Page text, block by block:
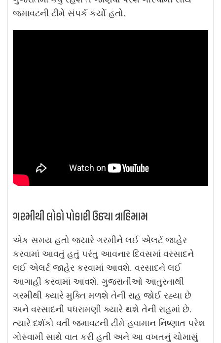
જમાવટની ટીમે સંપર્ક કર્યો હતો.
ગરમીથી લોકો પોકારી ઉઠ્યા ત્રાહિમામ
એક સમય હતો જ્યારે ગરમીને લઈ એલર્ટ જાહેર
કરવામાં આવતું હતું પરંતુ આવનાર દિવસમાં વરસાદને
લઈ એલર્ટ જાહેર કરવામાં આવશે. વરસાદને લઈ
આગાહી કરવામાં આવશે. ગુજરાતીઓ આતુરતાથી
ગરમીથી ક્યારે મુક્તિ મળશે તેની રાહ જોઈ રહ્યા છે
અને વરસાદની પધરામણી ક્યારે થશે તેની રાહમાં છે.
ત્યારે દર્શકો વતી જમાવટની ટીમે હવામાન નિષ્ણાત પરેશ
ગોસ્વામી સાથે વાત કરી હતી અને આ વખતનું ચોમાસું